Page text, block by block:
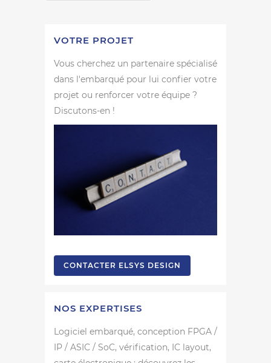
VOTRE PROJET
Vous cherchez un partenaire spécialisé
dans l'embarqué pour lui confier votre
projet ou renforcer votre équipe ?
Discutons-en !
CONTACTER ELSYS DESIGN
NOS EXPERTISES
Logiciel embarqué, conception FPGA /
IP / ASIC / SoC, vérification, IC layout,